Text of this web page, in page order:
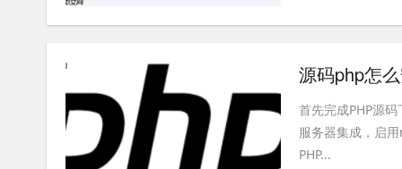
源码php怎
首先完成PHP源
服务器集成，启
PHP...